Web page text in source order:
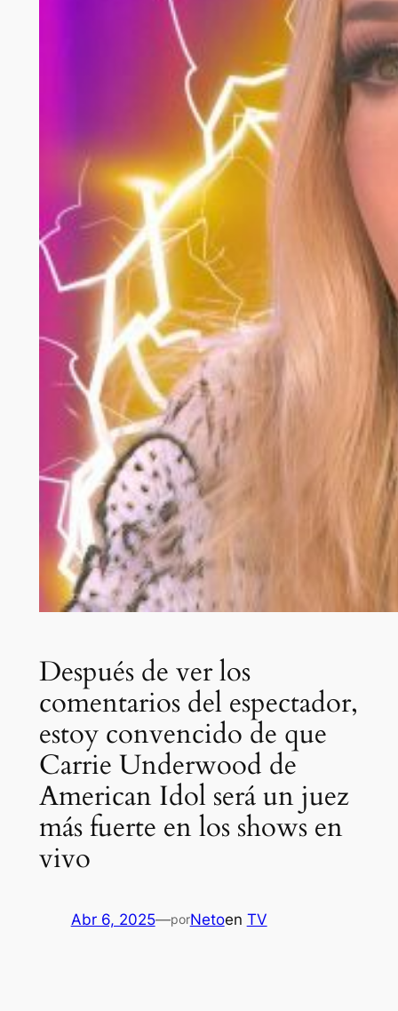
Después de ver los
comentarios del espectador,
estoy convencido de que
Carrie Underwood de
American Idol será un juez
más fuerte en los shows en
vivo
Abr 6, 2025—porNetoen TV